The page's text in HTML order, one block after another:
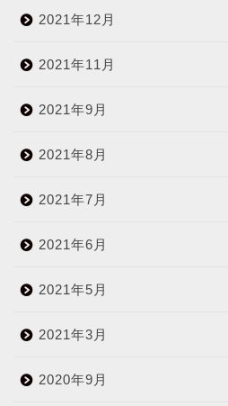
2021年12月
2021年11月
2021年9月
2021年8月
2021年7月
2021年6月
2021年5月
2021年3月
2020年9月